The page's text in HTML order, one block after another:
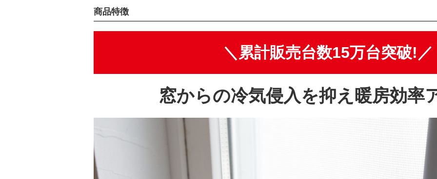
商品特徴
＼累計販売台数15万台突破!／
窓からの冷気侵入を抑え暖房効率